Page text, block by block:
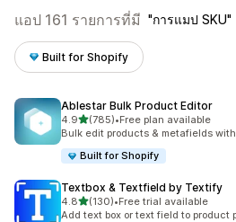
แอป 161 รายการที่มี การแมป SKU
Built for Shopify
Ablestar Bulk Product Editor
4.9เต็ม 5 ดาว
(785)
ทั้งหมด 785 รีวิว
•Free plan available
Bulk edit products & metafields
Built for Shopify
Textbox & Textfield by Textify
4.8เต็ม 5 ดาว
(130)
ทั้งหมด 130 รีวิว
•Free trial available
Add text box or text field to product